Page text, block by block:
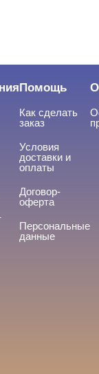
Помощь
Как сделать
заказ
Условия
доставки и
оплаты
Договор-
оферта
Персональные
данные